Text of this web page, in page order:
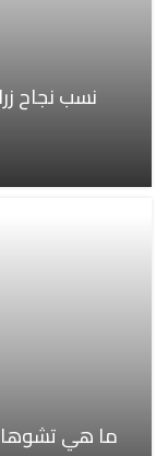
نسب نجاح
ما هي